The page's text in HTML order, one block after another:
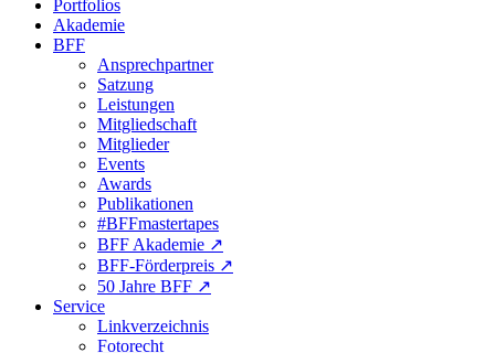
Portfolios
Akademie
BFF
Ansprechpartner
Satzung
Leistungen
Mitgliedschaft
Mitglieder
Events
Awards
Publikationen
#BFFmastertapes
BFF Akademie ↗︎
BFF-Förderpreis ↗︎
50 Jahre BFF ↗︎
Service
Linkverzeichnis
Fotorecht